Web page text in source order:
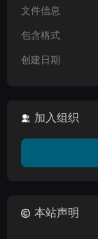
文件信息
包含格式
创建日期
加入组织
本站声明